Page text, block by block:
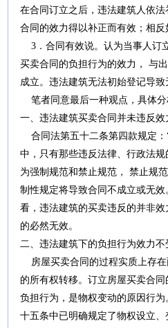
在合同订立之后，违法建筑人依
合同的效力得以补正而有效；相
3．合同有效说。认为当事人订
买卖合同的负担行为的效力， 与
成立。违法建筑无法初始登记导
笔者同意最后一种观点，具体分
一、违法建筑买卖合同并未违反效
合同法第五十二条第四款规定：
中，只有那些违反法律、行政法
为强制规范和禁止规范， 禁止规
制性规定将导致合同不成立或无
看，违法建筑的买卖违反的并非
的必然无效。
二、违法建筑下的负担行为效力
房屋买卖合同的过程实质上存在
的所有权转移。订立房屋买卖合
负担行为，是物权变动的原因行
十五条中已明确规定了物权设立